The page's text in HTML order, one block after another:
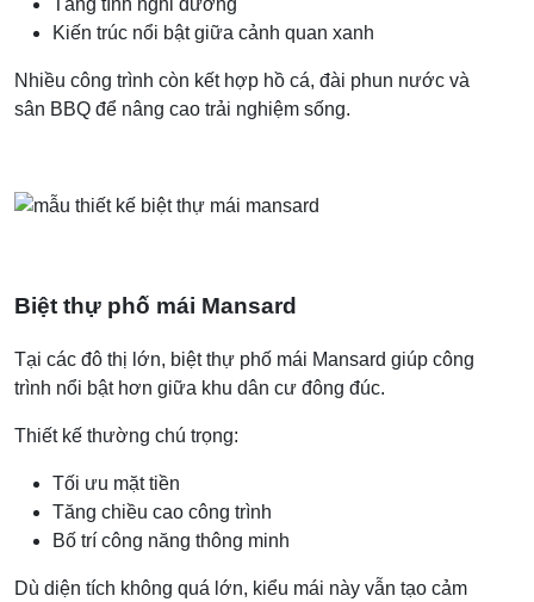
Kiến trúc nổi bật giữa cảnh quan xanh
Nhiều công trình còn kết hợp hồ cá, đài phun nước và
sân BBQ để nâng cao trải nghiệm sống.
Biệt thự phố mái Mansard
Tại các đô thị lớn, biệt thự phố mái Mansard giúp công
trình nổi bật hơn giữa khu dân cư đông đúc.
Thiết kế thường chú trọng:
Tối ưu mặt tiền
Tăng chiều cao công trình
Bố trí công năng thông minh
Dù diện tích không quá lớn, kiểu mái này vẫn tạo cảm